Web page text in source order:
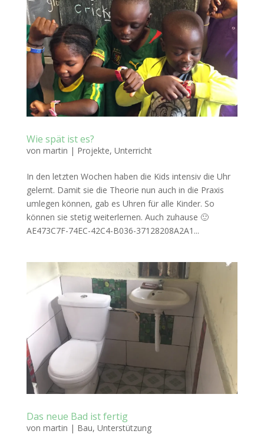
Wie spät ist es?
von martin | Projekte, Unterricht
In den letzten Wochen haben die Kids intensiv die Uhr
gelernt. Damit sie die Theorie nun auch in die Praxis
umlegen können, gab es Uhren für alle Kinder. So
können sie stetig weiterlernen. Auch zuhause 🙂
AE473C7F-74EC-42C4-B036-37128208A2A1...
Das neue Bad ist fertig
von martin | Bau, Unterstützung